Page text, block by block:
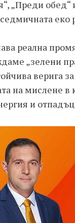
„Преди
еко
реална
„зелени
верига
на мислене
и